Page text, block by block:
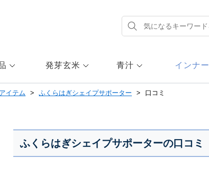
発芽玄米 青汁 インナ
イテム ふくらはぎシェイプサポーター 口コミ
ふくらはぎシェイプサポーターの口コミ